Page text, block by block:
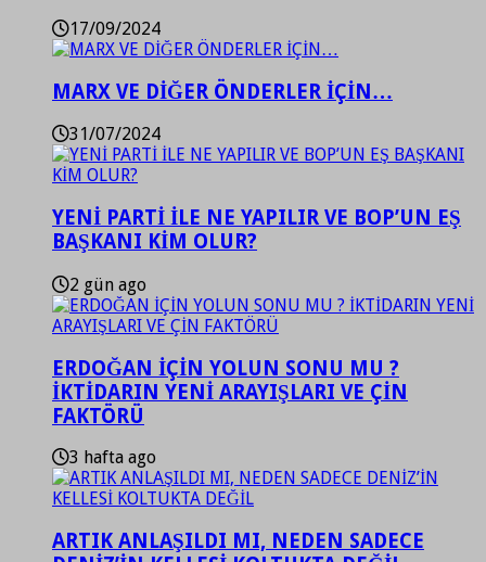
17/09/2024
MARX VE DİĞER ÖNDERLER İÇİN…
31/07/2024
YENİ PARTİ İLE NE YAPILIR VE BOP’UN EŞ
BAŞKANI KİM OLUR?
2 gün ago
ERDOĞAN İÇİN YOLUN SONU MU ?
İKTİDARIN YENİ ARAYIŞLARI VE ÇİN
FAKTÖRÜ
3 hafta ago
ARTIK ANLAŞILDI MI, NEDEN SADECE